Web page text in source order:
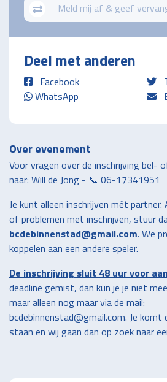
Meld mij af & geef
Deel met anderen
Facebook
WhatsApp
Over evenement
Voor vragen over de inschrijving bel-
naar: Will de Jong - 📞 06-17341951
Je kunt alleen inschrijven mét
of problemen met inschrijven, stuur
bcdebinnenstad@gmail.com. We
koppelen aan een andere speler.
De inschrijving sluit 48 uur voor
deadline gemist, dan kun je je niet
maar alleen nog maar via de mail:
bcdebinnenstad@gmail.com. Je
staan en wij gaan dan op zoek naar